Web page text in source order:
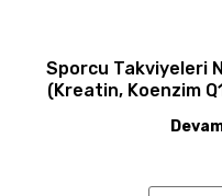
Sporcu Takviyeleri
(Kreatin, Koenzim
Supplement